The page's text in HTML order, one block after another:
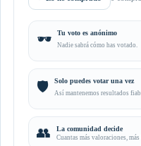
🕶️ Tu voto es anónimo
Nadie sabrá cómo has votado.
🛡️ Solo puedes votar una vez
Así mantenemos resultados
👥 La comunidad decide
Cuantas más valoraciones,